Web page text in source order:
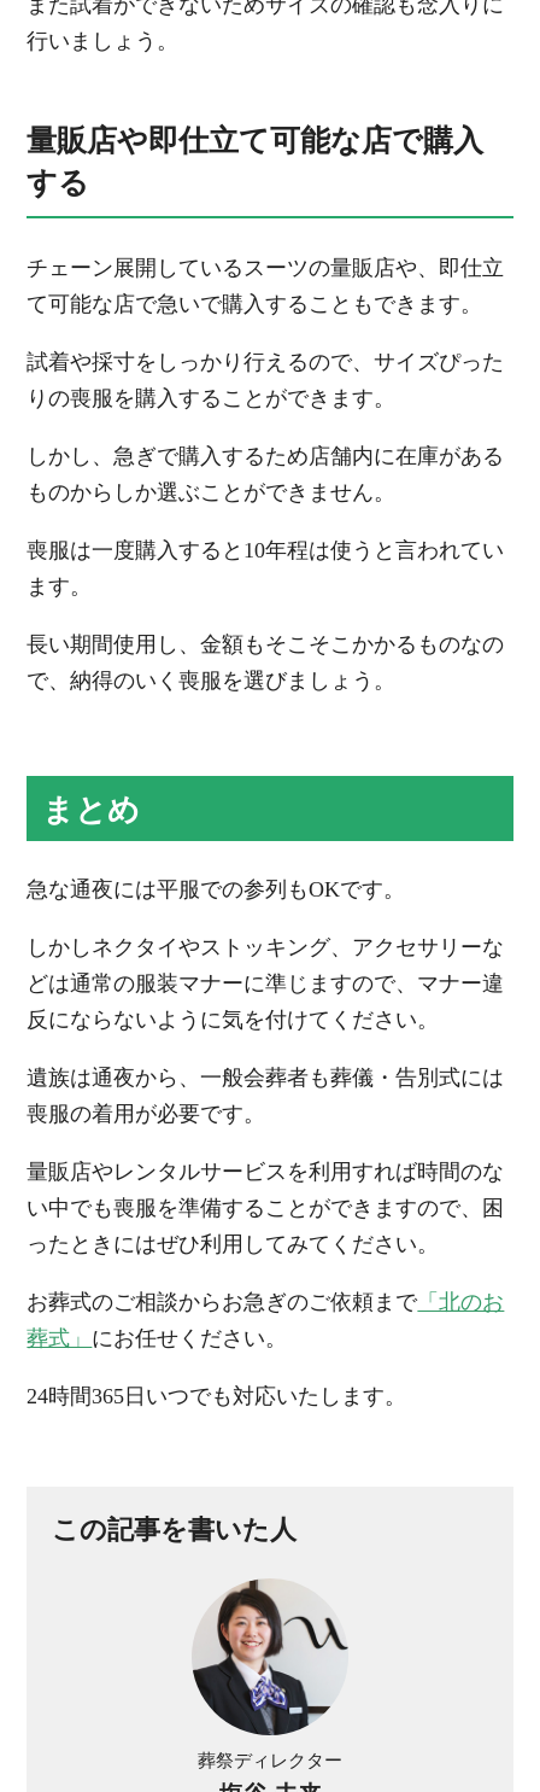
行いましょう。
量販店や即仕立て可能な店で購入
する
チェーン展開しているスーツの量販店や、即仕立
て可能な店で急いで購入することもできます。
試着や採寸をしっかり行えるので、サイズぴった
りの喪服を購入することができます。
しかし、急ぎで購入するため店舗内に在庫がある
ものからしか選ぶことができません。
喪服は一度購入すると10年程は使うと言われてい
ます。
長い期間使用し、金額もそこそこかかるものなの
で、納得のいく喪服を選びましょう。
まとめ
急な通夜には平服での参列もOKです。
しかしネクタイやストッキング、アクセサリーな
どは通常の服装マナーに準じますので、マナー違
反にならないように気を付けてください。
遺族は通夜から、一般会葬者も葬儀・告別式には
喪服の着用が必要です。
量販店やレンタルサービスを利用すれば時間のな
い中でも喪服を準備することができますので、困
ったときにはぜひ利用してみてください。
お葬式のご相談からお急ぎのご依頼まで「北のお
葬式」 にお任せください。
24時間365日いつでも対応いたします。
この記事を書いた人
葬祭ディレクター